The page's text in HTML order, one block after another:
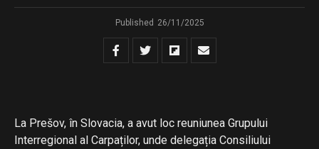
Published 26/11/2025
La Prešov, în Slovacia, a avut loc reuniunea Grupului
Interregional al Carpaților, unde delegația Consiliului